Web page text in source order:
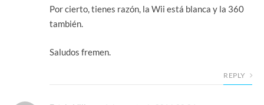
Por cierto, tienes razón, la Wii está blanca y la 360
también.
Saludos fremen.
REPLY